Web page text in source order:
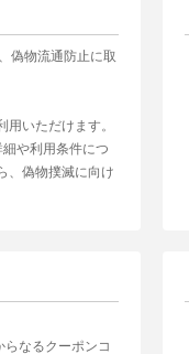
偽物流通防止に取
いただけます。
や利用条件につ
、偽物撲滅に向け
なるクーポンコ